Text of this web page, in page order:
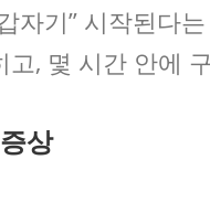
자기” 시작된다
고, 몇 시간 안에
상